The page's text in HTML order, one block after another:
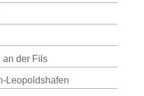
an der Fils
Leopoldshafen